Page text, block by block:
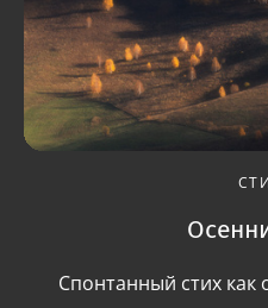
Спонтанный стих как